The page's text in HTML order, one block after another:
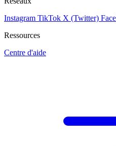
Instagram TikTok X (Twitter)
Ressources
Centre d'aide